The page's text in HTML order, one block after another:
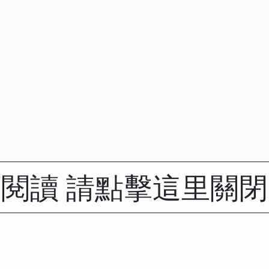
讀 請點擊這里關